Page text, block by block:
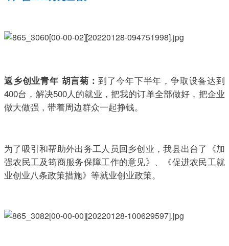
返乡创业青年 胡言菊： 到了今年下半年，争取设备达到
400台，解决500人的就业，把我的订单全部做好，把企业
做大做强，带着周边群众一起挣钱。
为了吸引和帮助外出务工人员回乡创业，我县出台了《加
强农民工及筠商服务保障工作的意见》、《促进农民工就
业创业八条政策措施》等就业创业政策。